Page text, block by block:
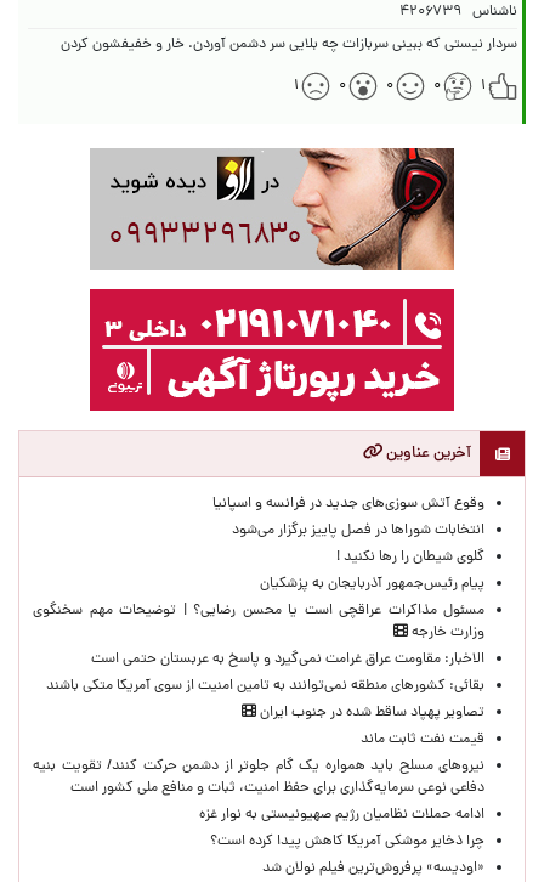
ناشناس ۴۲۰۶۷۳۹
سردار نیستی که ببینی سربازات چه بلایی سر دشمن آوردن. خار و خفیفشون کردن
۱
۰ ۰ ۰ ۱
آخرین عناوین
وقوع آتش سوزی‌های جدید در فرانسه و اسپانیا
انتخابات شوراها در فصل پاییز برگزار می‌شود
گلوی شیطان را رها نکنید !
پیام رئیس‌جمهور آذربایجان به پزشکیان
مسئول مذاکرات عراقچی است یا محسن رضایی؟ | توضیحات مهم سخنگوی
وزارت خارجه
الاخبار: مقاومت عراق غرامت نمی‌گیرد و پاسخ به عربستان حتمی است
بقائی: کشورهای منطقه نمی‌توانند به تامین امنیت از سوی آمریکا متکی باشند
تصاویر پهپاد ساقط شده در جنوب ایران
قیمت نفت ثابت ماند
نیروهای مسلح باید همواره یک گام جلوتر از دشمن حرکت کنند/ تقویت بنیه
دفاعی نوعی سرمایه‌گذاری برای حفظ امنیت، ثبات و منافع ملی کشور است
ادامه حملات نظامیان رژیم صهیونیستی به نوار غزه
چرا ذخایر موشکی آمریکا کاهش پیدا کرده است؟
«اودیسه» پرفروش‌ترین فیلم نولان شد